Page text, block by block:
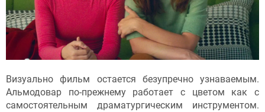
Визуально фильм остается безупречно узнаваемым.
Альмодовар по-прежнему работает с цветом как с
самостоятельным драматургическим инструментом.